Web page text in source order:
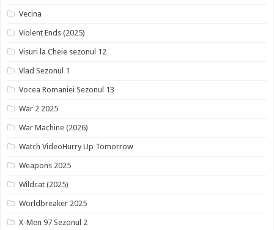
Vecina
Violent Ends (2025)
Visuri la Cheie sezonul 12
Vlad Sezonul 1
Vocea Romaniei Sezonul 13
War 2 2025
War Machine (2026)
Watch VideoHurry Up Tomorrow
Weapons 2025
Wildcat (2025)
Worldbreaker 2025
X-Men 97 Sezonul 2